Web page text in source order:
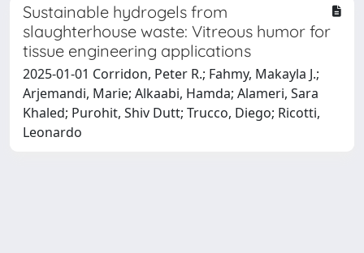
Sustainable hydrogels from
slaughterhouse waste: Vitreous humor for
tissue engineering applications
2025-01-01 Corridon, Peter R.; Fahmy, Makayla J.;
Arjemandi, Marie; Alkaabi, Hamda; Alameri, Sara
Khaled; Purohit, Shiv Dutt; Trucco, Diego; Ricotti,
Leonardo